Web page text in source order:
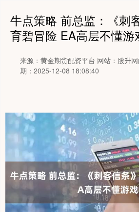
牛点策略 前总监：《刺
育碧冒险 EA高层不懂游
来源：黄金期货配资平台 网站：股升
期：2025-12-08 18:08:40